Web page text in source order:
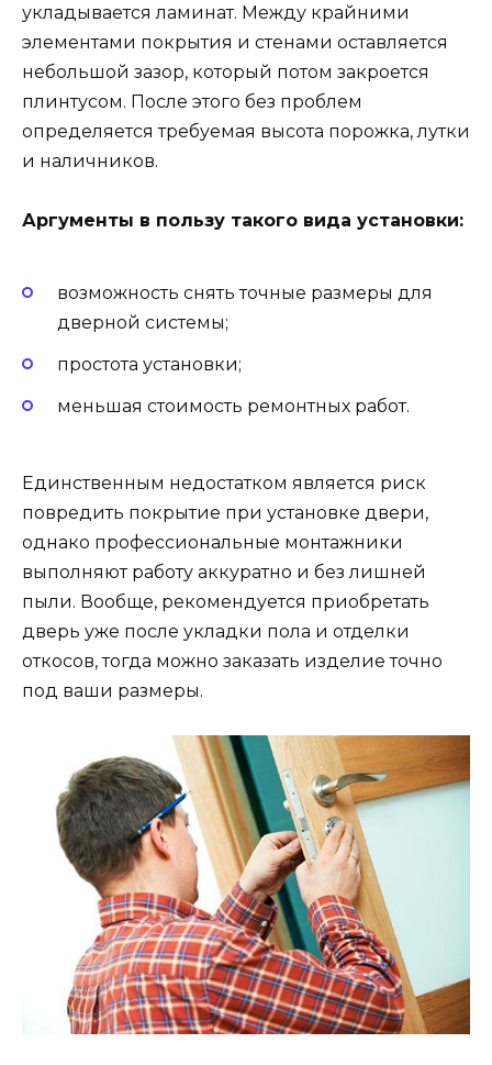
укладывается ламинат. Между крайними
элементами покрытия и стенами оставляется
небольшой зазор, который потом закроется
плинтусом. После этого без проблем
определяется требуемая высота порожка, лутки
и наличников.
Аргументы в пользу такого вида установки:
возможность снять точные размеры для
дверной системы;
простота установки;
меньшая стоимость ремонтных работ.
Единственным недостатком является риск
повредить покрытие при установке двери,
однако профессиональные монтажники
выполняют работу аккуратно и без лишней
пыли. Вообще, рекомендуется приобретать
дверь уже после укладки пола и отделки
откосов, тогда можно заказать изделие точно
под ваши размеры.